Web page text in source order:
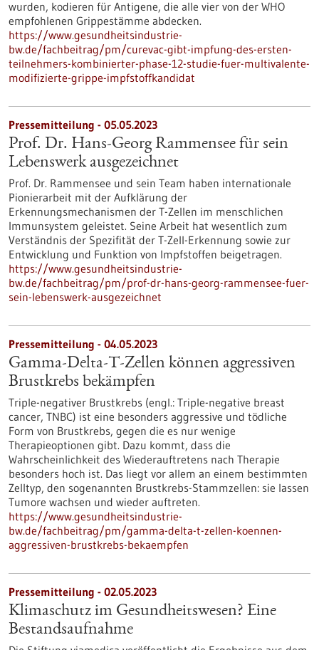
wurden, kodieren für Antigene, die alle vier von der WHO
empfohlenen Grippestämme abdecken.
https://www.gesundheitsindustrie-
bw.de/fachbeitrag/pm/curevac-gibt-impfung-des-ersten-
teilnehmers-kombinierter-phase-12-studie-fuer-multivalente-
modifizierte-grippe-impfstoffkandidat
Pressemitteilung - 05.05.2023
Prof. Dr. Hans-Georg Rammensee für sein
Lebenswerk ausgezeichnet
Prof. Dr. Rammensee und sein Team haben internationale
Pionierarbeit mit der Aufklärung der
Erkennungsmechanismen der T-Zellen im menschlichen
Immunsystem geleistet. Seine Arbeit hat wesentlich zum
Verständnis der Spezifität der T-Zell-Erkennung sowie zur
Entwicklung und Funktion von Impfstoffen beigetragen.
https://www.gesundheitsindustrie-
bw.de/fachbeitrag/pm/prof-dr-hans-georg-rammensee-fuer-
sein-lebenswerk-ausgezeichnet
Pressemitteilung - 04.05.2023
Gamma-Delta-T-Zellen können aggressiven
Brustkrebs bekämpfen
Triple-negativer Brustkrebs (engl.: Triple-negative breast
cancer, TNBC) ist eine besonders aggressive und tödliche
Form von Brustkrebs, gegen die es nur wenige
Therapieoptionen gibt. Dazu kommt, dass die
Wahrscheinlichkeit des Wiederauftretens nach Therapie
besonders hoch ist. Das liegt vor allem an einem bestimmten
Zelltyp, den sogenannten Brustkrebs-Stammzellen: sie lassen
Tumore wachsen und wieder auftreten.
https://www.gesundheitsindustrie-
bw.de/fachbeitrag/pm/gamma-delta-t-zellen-koennen-
aggressiven-brustkrebs-bekaempfen
Pressemitteilung - 02.05.2023
Klimaschutz im Gesundheitswesen? Eine
Bestandsaufnahme